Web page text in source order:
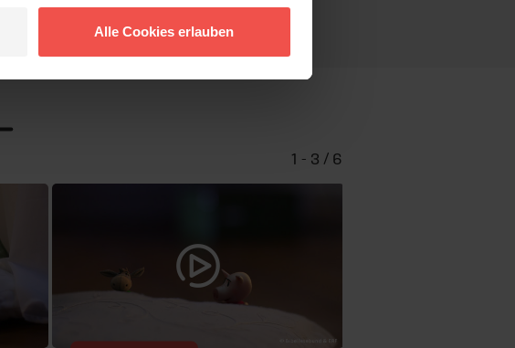
Alle Cookies erlauben
1 - 3 / 6